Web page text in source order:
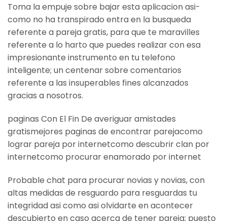
Toma la empuje sobre bajar esta aplicacion asi­
como no ha transpirado entra en la busqueda
referente a pareja gratis, para que te maravilles
referente a lo harto que puedes realizar con esa
impresionante instrumento en tu telefono
inteligente; un centenar sobre comentarios
referente a las insuperables fines alcanzados
gracias a nosotros.
paginas Con El Fin De averiguar amistades
gratismejores paginas de encontrar parejacomo
lograr pareja por internetcomo descubrir clan por
internetcomo procurar enamorado por internet
Probable chat para procurar novias y novias, con
altas medidas de resguardo para resguardas tu
integridad asi­ como asi olvidarte en acontecer
descubierto en caso acerca de tener pareja; puesto